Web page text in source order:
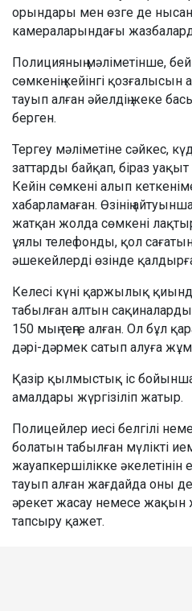
орындары мен өзге де
камераларындағы
Полицияның мәліметінше,
сөмкенің кейінгі
тауып алған әйелдің жеке
берген.
Тергеу мәліметіне сәйкес,
заттарды байқап, біраз уақыт
Кейін сөмкені алып
хабарламаған. Өзінің
жатқан жолда сөмкені
ұялы телефонды, қол
әшекейлерді өзінде
Келесі күні қаржылық
табылған алтын сақиналардың
150 мың теңге алған. Ол бұл
дәрі-дәрмек сатып алуға
Қазір қылмыстық іс бойынша
амалдары жүргізіліп жатыр.
Полицейлер иесі белгілі
болатын табылған мүлікті
жауапкершілікке әкелетінін
тауып алған жағдайда оны
әрекет жасау немесе жақын
тапсыру қажет.